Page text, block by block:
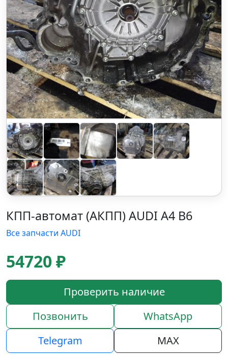
КПП-автомат (АКПП) AUDI A4 B6
Все запчасти AUDI
54720 ₽
Проверить наличие
Позвонить
WhatsApp
Telegram
MAX